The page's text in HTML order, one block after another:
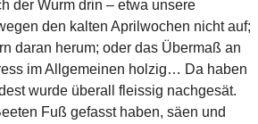
der Wurm drin – etwa unsere
den kalten Aprilwochen nicht auf;
daran herum; oder das Übermaß an
im Allgemeinen holzig… Da haben
wurde überall fleissig nachgesät.
Fuß gefasst haben, säen und